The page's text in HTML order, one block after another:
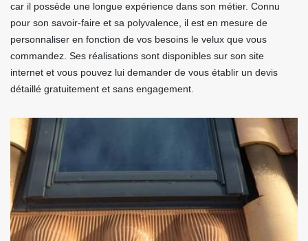
car il possède une longue expérience dans son métier. Connu
pour son savoir-faire et sa polyvalence, il est en mesure de
personnaliser en fonction de vos besoins le velux que vous
commandez. Ses réalisations sont disponibles sur son site
internet et vous pouvez lui demander de vous établir un devis
détaillé gratuitement et sans engagement.